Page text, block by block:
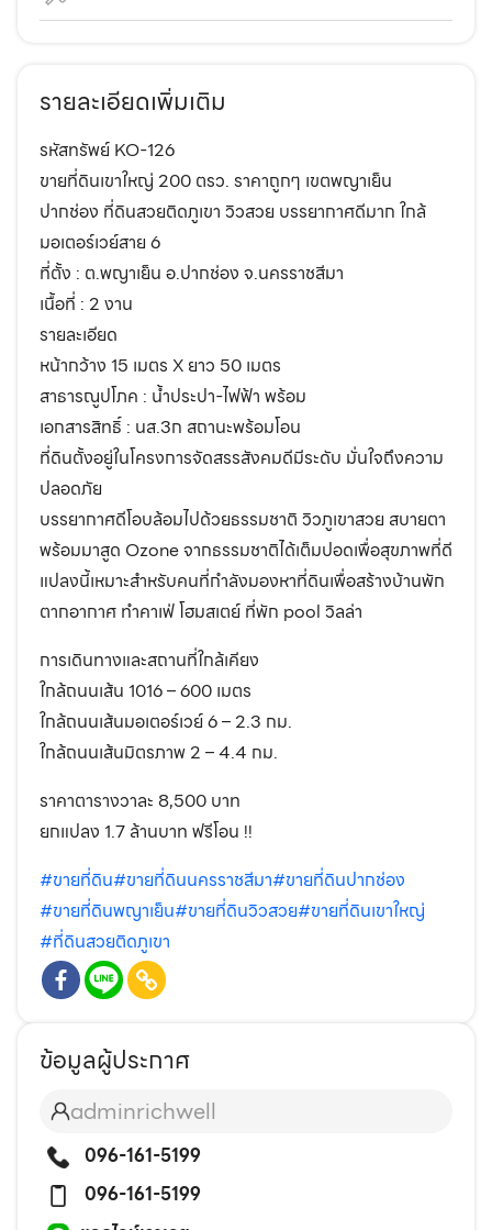
รายละเอียดเพิ่มเติม
รหัสทรัพย์ KO-126
ขายที่ดินเขาใหญ่ 200 ตรว. ราคาถูกๆ เขตพญาเย็น
ปากช่อง ที่ดินสวยติดภูเขา วิวสวย บรรยากาศดีมาก ใกล้
มอเตอร์เวย์สาย 6
ที่ตั้ง : ต.พญาเย็น อ.ปากช่อง จ.นครราชสีมา
เนื้อที่ : 2 งาน
รายละเอียด
หน้ากว้าง 15 เมตร X ยาว 50 เมตร
สาธารณูปโภค : น้ำประปา-ไฟฟ้า พร้อม
เอกสารสิทธิ์ : นส.3ก สถานะพร้อมโอน
ที่ดินตั้งอยู่ในโครงการจัดสรรสังคมดีมีระดับ มั่นใจถึงความ
ปลอดภัย
บรรยากาศดีโอบล้อมไปด้วยธรรมชาติ วิวภูเขาสวย สบายตา
พร้อมมาสูด Ozone จากธรรมชาติได้เต็มปอดเพื่อสุขภาพที่ดี
แปลงนี้เหมาะสำหรับคนที่กำลังมองหาที่ดินเพื่อสร้างบ้านพัก
ตากอากาศ ทำคาเฟ่ โฮมสเตย์ ที่พัก pool วิลล่า
การเดินทางและสถานที่ใกล้เคียง
ใกล้ถนนเส้น 1016 – 600 เมตร
ใกล้ถนนเส้นมอเตอร์เวย์ 6 – 2.3 กม.
ใกล้ถนนเส้นมิตรภาพ 2 – 4.4 กม.
ราคาตารางวาละ 8,500 บาท
ยกแปลง 1.7 ล้านบาท ฟรีโอน !!
#ขายที่ดิน#ขายที่ดินนครราชสีมา#ขายที่ดินปากช่อง
#ขายที่ดินพญาเย็น#ขายที่ดินวิวสวย#ขายที่ดินเขาใหญ่
#ที่ดินสวยติดภูเขา
ข้อมูลผู้ประกาศ
adminrichwell
096-161-5199
096-161-5199